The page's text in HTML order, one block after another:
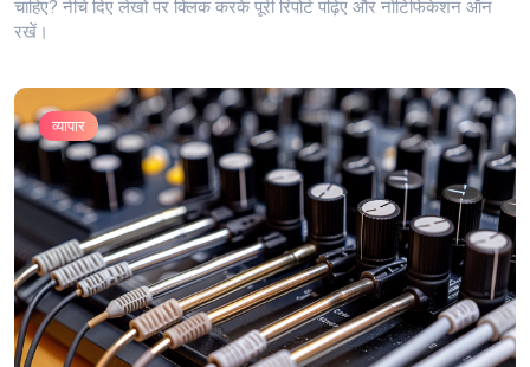
चाहिए? नीचे दिए लेखों पर क्लिक करके पूरी रिपोर्ट पढ़िए और नोटिफिकेशन ऑन
रखें।
व्यापार